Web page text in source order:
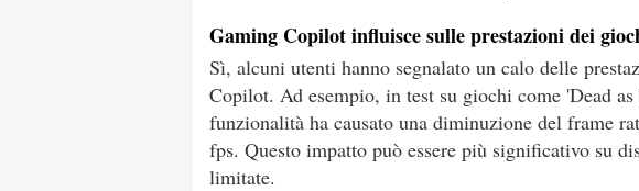
Gaming Copilot influisce sulle prestazioni dei
Sì, alcuni utenti hanno segnalato un calo delle
Copilot. Ad esempio, in test su giochi come 'Dead
funzionalità ha causato una diminuzione del frame
fps. Questo impatto può essere più significativo su
limitate.